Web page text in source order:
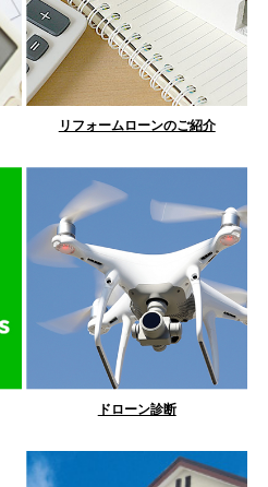
リフォームローンのご紹介
ドローン診断